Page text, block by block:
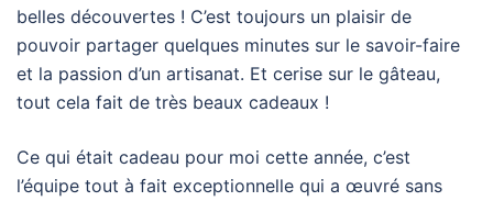
belles découvertes ! C’est toujours un plaisir de
pouvoir partager quelques minutes sur le savoir-faire
et la passion d’un artisanat. Et cerise sur le gâteau,
tout cela fait de très beaux cadeaux !
Ce qui était cadeau pour moi cette année, c’est
l’équipe tout à fait exceptionnelle qui a œuvré sans